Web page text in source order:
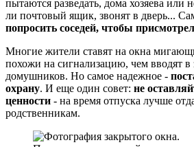
пытаются разведать, дома хозяева или
ли почтовый ящик, звонят в дверь...
попросить соседей, чтобы
Многие жители ставят на окна
похожи на сигнализацию, чем вводят в
домушников. Но самое надежное -
охрану. И еще один совет: не
ценности - на время отпуска лучше
родственникам.